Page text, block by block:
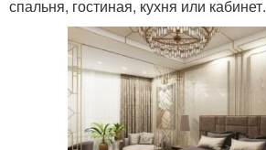
спальня, гостиная, кухня или кабинет.